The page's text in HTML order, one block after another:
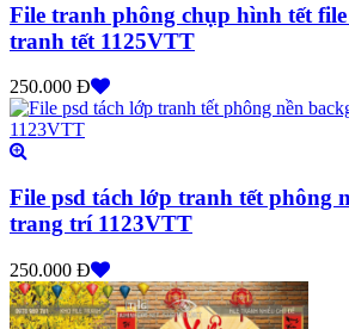
File tranh phông chụp hình tết
tranh tết 1125VTT
250.000 Đ
File psd tách lớp tranh tết phông
trang trí 1123VTT
250.000 Đ